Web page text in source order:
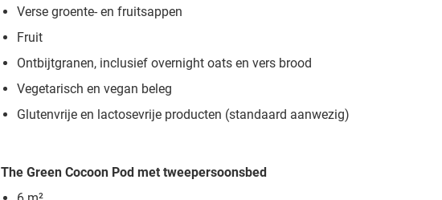
Verse groente- en fruitsappen
Fruit
Ontbijtgranen, inclusief overnight oats en vers brood
Vegetarisch en vegan beleg
Glutenvrije en lactosevrije producten (standaard aanwezig)
The Green Cocoon Pod met tweepersoonsbed